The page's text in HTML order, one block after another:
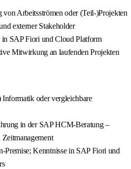
von Arbeitsströmen oder (Teil-)Projekten
externer Stakeholder
in SAP Fiori und Cloud Platform
Mitwirkung an laufenden Projekten
oder vergleichbare
in der SAP HCM-Beratung –
Kenntnisse in SAP Fiori und